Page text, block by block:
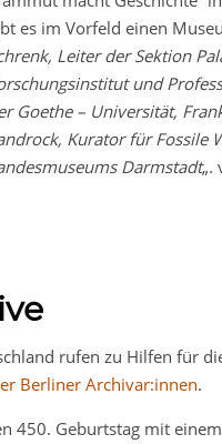
es im Vorfeld einen
Leiter der Sektion
und
Goethe – Universität,
Kurator für Fossile
Darmstadt„.
rufen zu Hilfen für
Berliner Archivar:innen.
450. Geburtstag mit einem